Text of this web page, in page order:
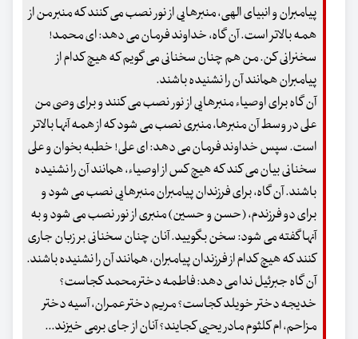
پیامبران و انبیای الهی، منبرهایی از نور نصب می کنند که منبر من از
همه بالاتر است. آن گاه، خداوند فرمان می دهد: ای محمد!
سخنرانی کن. من هم چنان سخنانی می گویم که هیچ کدام از
پیامبران همانند آن را نشنیده باشند.
آن گاه برای اوصیاء منبرهایی از نور نصب می کنند و برای وصی من
علی در وسط آن منبرها، منبری نصب می شود که از همه آنها بالاتر
است. سپس خداوند فرمان می دهد: ای علی! خطبه بخوان و علی
سخنانی بیان می کند که هیچ کس از اوصیاء، همانند آن را نشنیده
باشند. آن گاه، برای فرزندان پیامبران منبرهایی نصب می شود و
برای دو فرزندم، (حسن و حسین) منبری از نور نصب می شود و به
آنها گفته می شود: سخن بگویید. آنان چنان سخنانی بر زبان جاری
کنند که هیچ کدام از فرزندان پیامبران، همانند آن را نشنیده باشند.
آن گاه جبرئیل ندا می دهد: فاطمه دختر محمد کجاست؟
خدیجه دختر خویلد کجاست؟ مریم دختر عمران، آسیه دختر
مزاحم، ام کلثوم مادر یحیی کجایند؟ آنان از جای برمی خیزند...